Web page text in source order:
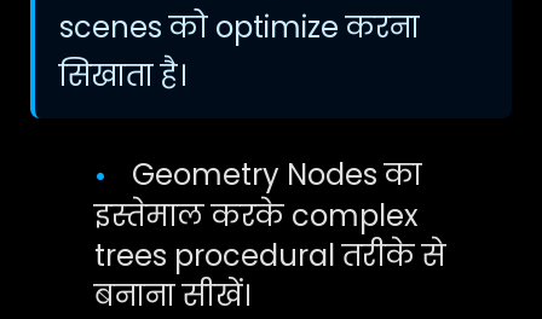
scenes को optimize करना
सिखाता है।
•
Geometry Nodes का
इस्तेमाल करके complex
trees procedural तरीके से
बनाना सीखें।